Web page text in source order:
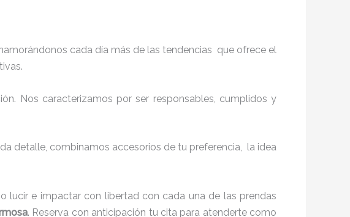
cada día más de las tendencias que ofrece el
Nos caracterizamos por ser responsables, cumplidos y
detalle, combinamos accesorios de tu preferencia, la idea
lucir e impactar con libertad con cada una de las prendas
. Reserva con anticipación tu cita para atenderte como